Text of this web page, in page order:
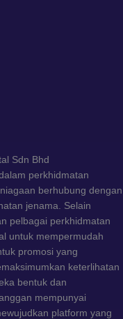
Sdn Bhd
perkhidmatan
berhubung dengan
jenama. Selain
pelbagai perkhidmatan
untuk mempermudah
promosi yang
keterlihatan
bentuk dan
mempunyai
platform yang